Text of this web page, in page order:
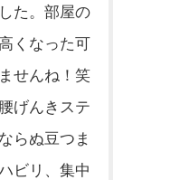
た。 部屋の
くなった可
せんね！笑
げんきステ
らぬ豆つま
ビリ、集中